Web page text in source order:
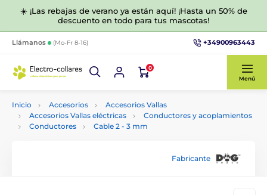
☀️ ¡Las rebajas de verano ya están aquí! ¡Hasta un 50% de
descuento en todo para tus mascotas!
Llámanos (Mo-Fr 8-16) +34900963443
0
Menú
Inicio Accesorios
Accesorios Vallas
Accesorios Vallas eléctricas
Conductores y acoplamientos
Conductores
Cable 2 - 3 mm
Fabricante